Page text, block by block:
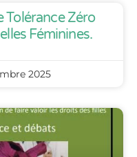
Tolérance Zéro
Féminines.
2025